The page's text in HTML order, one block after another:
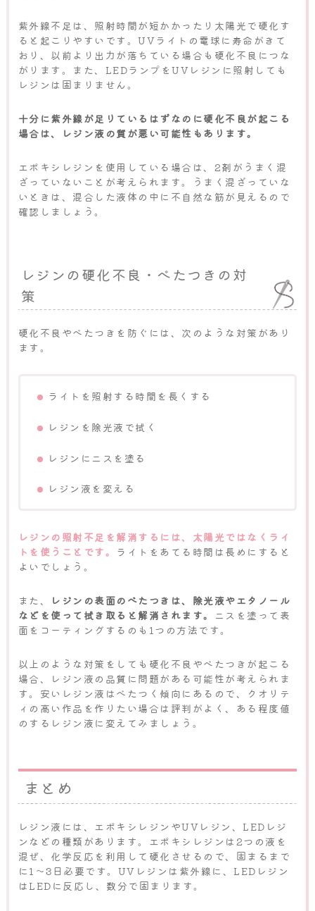
紫外線不足は、照射時間が短かかったり太陽光で硬化す
ると起こりやすいです。UVライトの電球に寿命がきて
おり、以前より出力が落ちている場合も硬化不良につな
がります。また、LEDランプをUVレジンに照射しても
レジンは固まりません。
十分に紫外線が足りているはずなのに硬化不良が起こる
場合は、レジン液の質が悪い可能性もあります。
エポキシレジンを使用している場合は、2剤がうまく混
ざっていないことが考えられます。うまく混ざっていな
いときは、混合した液体の中に不自然な筋が見えるので
確認しましょう。
レジンの硬化不良・べたつきの対
策
硬化不良やべたつきを防ぐには、次のような対策があり
ます。
ライトを照射する時間を長くする
レジンを除光液で拭く
レジンにニスを塗る
レジン液を変える
レジンの照射不足を解消するには、太陽光ではなくライ
トを使うことです。 ライトをあてる時間は長めにすると
よいでしょう。
また、
レジンの表面のべたつきは、除光液やエタノール
などを使って拭き取ると解消されます。
ニスを塗って表
面をコーティングするのも1つの方法です。
以上のような対策をしても硬化不良やべたつきが起こる
場合、レジン液の品質に問題がある可能性が考えられま
す。安いレジン液はべたつく傾向にあるので、クオリテ
ィの高い作品を作りたい場合は評判がよく、ある程度値
のするレジン液に変えてみましょう。
まとめ
レジン液には、エポキシレジンやUVレジン、LEDレジ
ンなどの種類があります。エポキシレジンは2つの液を
混ぜ、化学反応を利用して硬化させるので、固まるまで
に1〜3日必要です。UVレジンは紫外線に、LEDレジン
はLEDに反応し、数分で固まります。